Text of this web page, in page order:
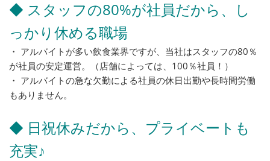
◆ スタッフの80%が社員だから、し
っかり休める職場
・ アルバイトが多い飲食業界ですが、当社はスタッフの80％
が社員の安定運営。（店舗によっては、100％社員！）
・ アルバイトの急な欠勤による社員の休日出勤や長時間労働
もありません。
◆ 日祝休みだから、プライベートも
充実♪